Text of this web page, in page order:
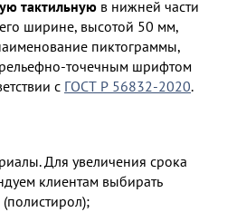
тактильную в нижней части
ширине, высотой 50 мм,
пиктограммы,
точечным шрифтом
с ГОСТ Р 56832-2020.
Для увеличения срока
клиентам выбирать